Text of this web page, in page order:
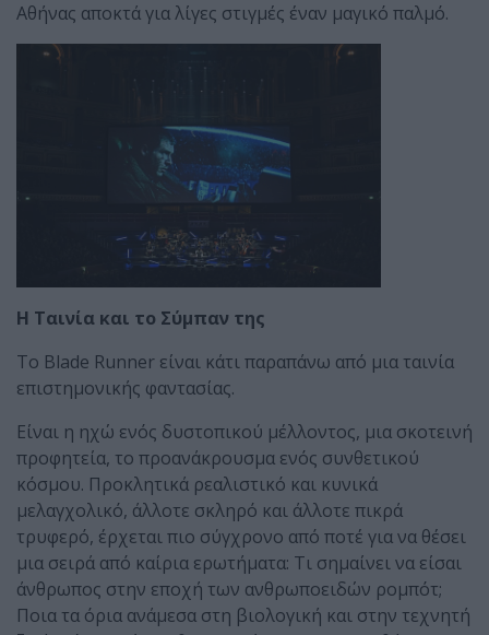
Αθήνας αποκτά για λίγες στιγμές έναν μαγικό παλμό.
Η Ταινία και το Σύμπαν της
Το Blade Runner είναι κάτι παραπάνω από μια ταινία
επιστημονικής φαντασίας.
Είναι η ηχώ ενός δυστοπικού μέλλοντος, μια σκοτεινή
προφητεία, το προανάκρουσμα ενός συνθετικού
κόσμου. Προκλητικά ρεαλιστικό και κυνικά
μελαγχολικό, άλλοτε σκληρό και άλλοτε πικρά
τρυφερό, έρχεται πιο σύγχρονο από ποτέ για να θέσει
μια σειρά από καίρια ερωτήματα: Τι σημαίνει να είσαι
άνθρωπος στην εποχή των ανθρωποειδών ρομπότ;
Ποια τα όρια ανάμεσα στη βιολογική και στην τεχνητή